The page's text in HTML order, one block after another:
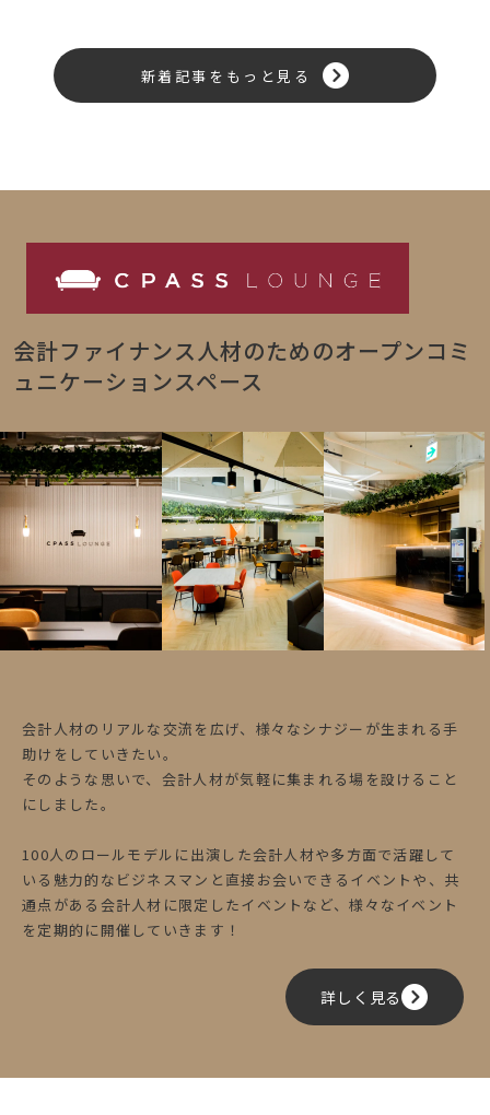
新着記事をもっと見る
会計ファイナンス人材のためのオープンコミ
ュニケーションスペース
会計人材のリアルな交流を広げ、様々なシナジーが生まれる手
助けをしていきたい。
そのような思いで、会計人材が気軽に集まれる場を設けること
にしました。
100人のロールモデルに出演した会計人材や多方面で活躍して
いる魅力的なビジネスマンと直接お会いできるイベントや、共
通点がある会計人材に限定したイベントなど、様々なイベント
を定期的に開催していきます！
詳しく見る